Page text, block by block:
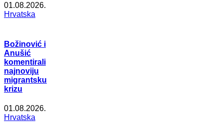
01.08.2026.
Hrvatska
Božinović i
Anušić
komentirali
najnoviju
migrantsku
krizu
01.08.2026.
Hrvatska